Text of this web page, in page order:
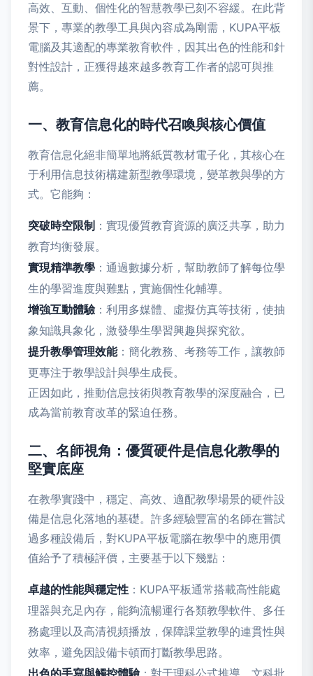
高效、互動、個性化的智慧教學已刻不容緩。在此背
景下，專業的教學工具與內容成為剛需，KUPA平板
電腦及其適配的專業教育軟件，因其出色的性能和針
對性設計，正獲得越來越多教育工作者的認可與推
薦。
一、教育信息化的時代召喚與核心價值
教育信息化絕非簡單地將紙質教材電子化，其核心在
于利用信息技術構建新型教學環境，變革教與學的方
式。它能夠：
突破時空限制 ：實現優質教育資源的廣泛共享，助力
教育均衡發展。
實現精準教學 ：通過數據分析，幫助教師了解每位學
生的學習進度與難點，實施個性化輔導。
增強互動體驗：利用多媒體、虛擬仿真等技術，使抽
象知識具象化，激發學生學習興趣與探究欲。
提升教學管理效能：簡化教務、考務等工作，讓教師
更專注于教學設計與學生成長。
正因如此，推動信息技術與教育教學的深度融合，已
成為當前教育改革的緊迫任務。
二、名師視角：優質硬件是信息化教學的
堅實底座
在教學實踐中，穩定、高效、適配教學場景的硬件設
備是信息化落地的基礎。許多經驗豐富的名師在嘗試
過多種設備后，對KUPA平板電腦在教學中的應用價
值給予了積極評價，主要基于以下幾點：
卓越的性能與穩定性 ：KUPA平板通常搭載高性能處
理器與充足內存，能夠流暢運行各類教學軟件、多任
務處理以及高清視頻播放，保障課堂教學的連貫性與
效率，避免因設備卡頓而打斷教學思路。
出色的手寫與觸控體驗：對于理科公式推導、文科批